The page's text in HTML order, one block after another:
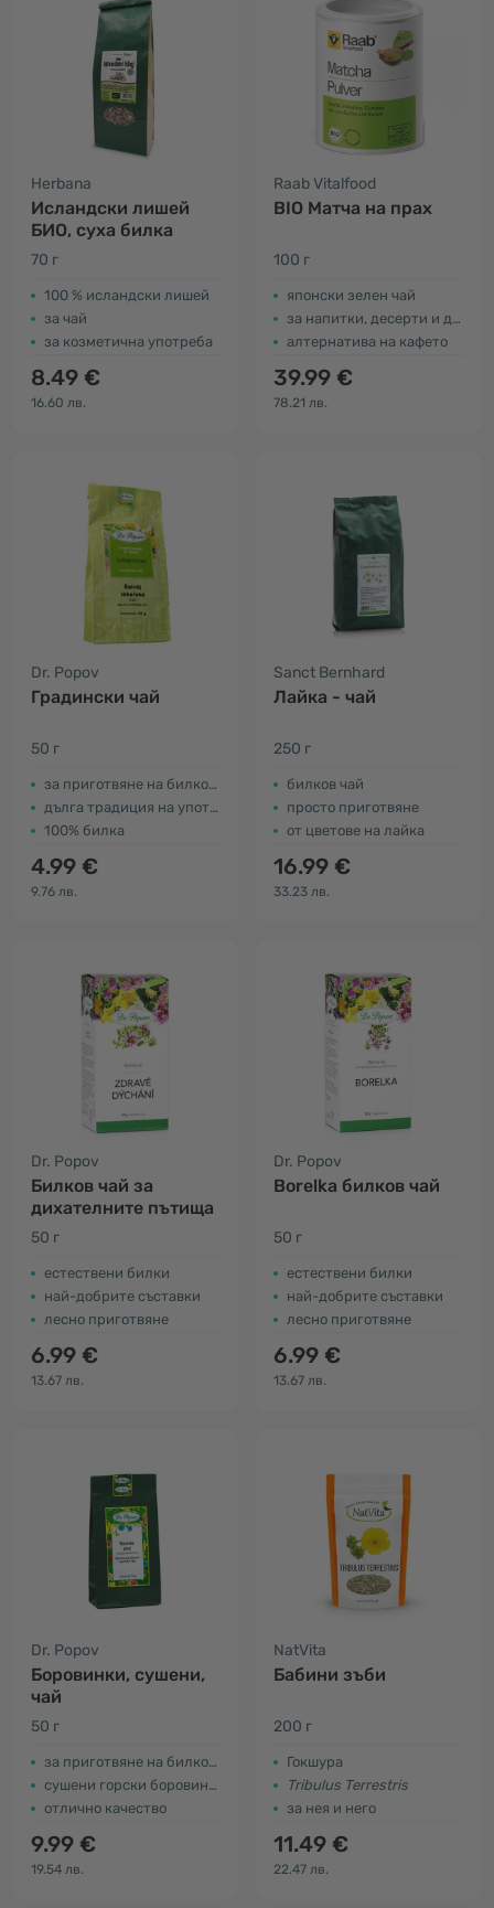
Herbana
Исландски лишей
БИО, суха билка
70 г
100 % исландски лишей
за чай
за козметична употреба
8.49 €
16.60 лв.
Raab Vitalfood
BIO Матча на прах
100 г
японски зелен чай
за напитки, десерти и др.
алтернатива на кафето
39.99 €
78.21 лв.
Dr. Popov
Градински чай
50 г
за приготвяне на билков чай
дълга традиция на употреба
100% билка
4.99 €
9.76 лв.
Sanct Bernhard
Лайка - чай
250 г
билков чай
просто приготвяне
от цветове на лайка
16.99 €
33.23 лв.
Dr. Popov
Билков чай за
дихателните пътища
50 г
естествени билки
най-добрите съставки
лесно приготвяне
6.99 €
13.67 лв.
Dr. Popov
Borelka билков чай
50 г
естествени билки
най-добрите съставки
лесно приготвяне
6.99 €
13.67 лв.
Dr. Popov
Боровинки, сушени,
чай
50 г
за приготвяне на билков чай
сушени горски боровинки
отлично качество
9.99 €
19.54 лв.
NatVita
Бабини зъби
200 г
Гокшура
Tribulus Terrestris
за нея и него
11.49 €
22.47 лв.